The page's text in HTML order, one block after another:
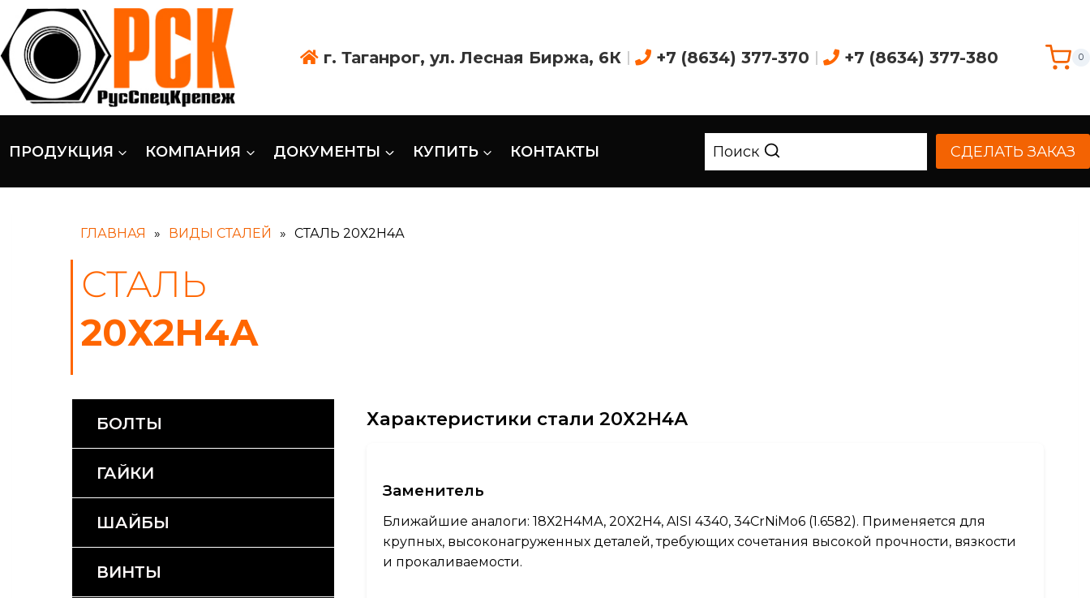
г. Таганрог, ул. Лесная Биржа, 6К | +7 (8634) 377-370 | +7 (8634) 377-380 0
ПРОДУКЦИЯ КОМПАНИЯ ДОКУМЕНТЫ КУПИТЬ КОНТАКТЫ Поиск СДЕЛАТЬ ЗАКАЗ
ГЛАВНАЯ » ВИДЫ СТАЛЕЙ » СТАЛЬ 20Х2Н4А
СТАЛЬ
20Х2Н4А
БОЛТЫ
ГАЙКИ
ШАЙБЫ
ВИНТЫ
Характеристики стали 20Х2Н4А
Заменитель
Ближайшие аналоги: 18Х2Н4МА, 20Х2Н4, AISI 4340, 34CrNiMo6 (1.6582). Применяется для
крупных, высоконагруженных деталей, требующих сочетания высокой прочности, вязкости
и прокаливаемости.